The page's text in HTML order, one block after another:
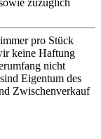
zuzüglich
pro Stück
keine Haftung
nicht
Eigentum des
Zwischenverkauf